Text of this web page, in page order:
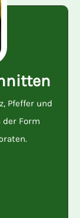
Pfeffer und
Form